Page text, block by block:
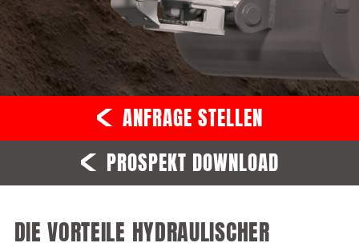
ANFRAGE STELLEN
PROSPEKT DOWNLOAD
DIE VORTEILE HYDRAULISCHER